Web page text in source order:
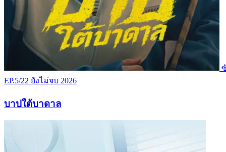
EP.5/22 ยังไม่จบ 2026
บาปใต้บาดาล